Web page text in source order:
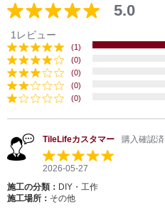
5.0
1レビュー
(1)
(0)
(0)
(0)
(0)
TileLifeカスタマー 購入確認済
2026-05-27
施工の分類： DIY・工作
施工場所： その他